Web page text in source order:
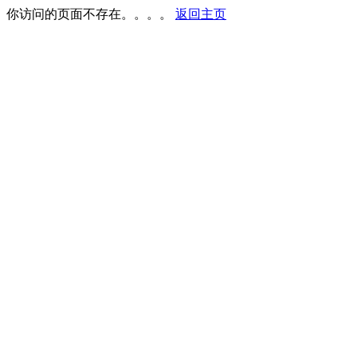
你访问的页面不存在。。。。 返回主页